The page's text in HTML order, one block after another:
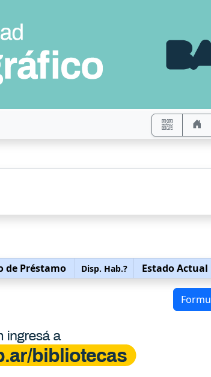
de Préstamo Disp. Hab.? Estado Actual